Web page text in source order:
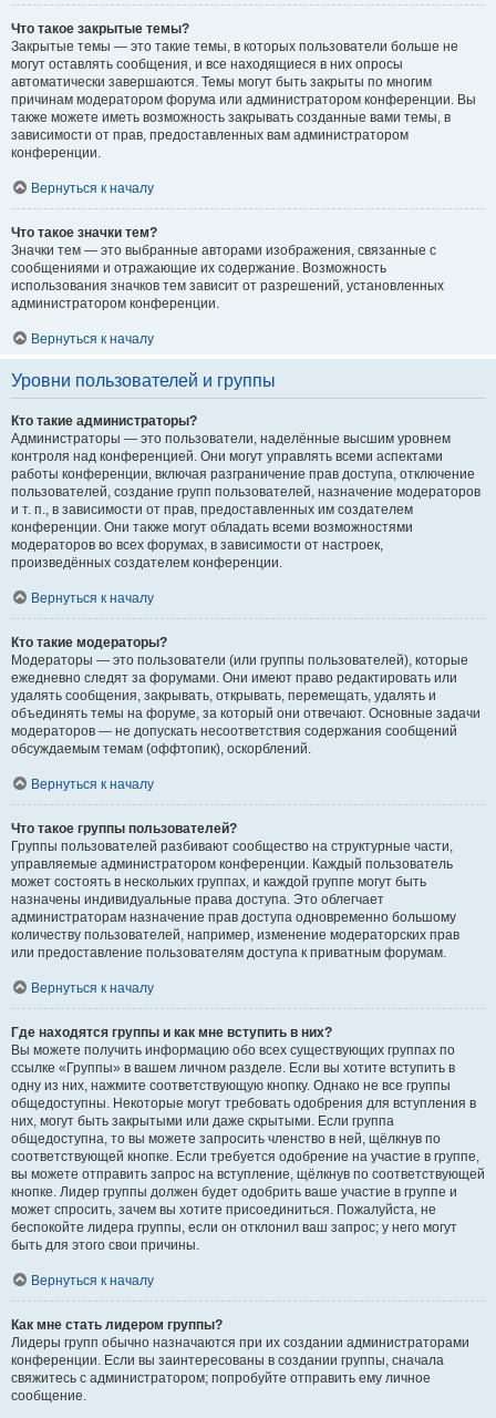
Что такое закрытые темы?
Закрытые темы — это такие темы, в которых пользователи больше не
могут оставлять сообщения, и все находящиеся в них опросы
автоматически завершаются. Темы могут быть закрыты по многим
причинам модератором форума или администратором конференции. Вы
также можете иметь возможность закрывать созданные вами темы, в
зависимости от прав, предоставленных вам администратором
конференции.
Вернуться к началу
Что такое значки тем?
Значки тем — это выбранные авторами изображения, связанные с
сообщениями и отражающие их содержание. Возможность
использования значков тем зависит от разрешений, установленных
администратором конференции.
Вернуться к началу
Уровни пользователей и группы
Кто такие администраторы?
Администраторы — это пользователи, наделённые высшим уровнем
контроля над конференцией. Они могут управлять всеми аспектами
работы конференции, включая разграничение прав доступа, отключение
пользователей, создание групп пользователей, назначение модераторов
и т. п., в зависимости от прав, предоставленных им создателем
конференции. Они также могут обладать всеми возможностями
модераторов во всех форумах, в зависимости от настроек,
произведённых создателем конференции.
Вернуться к началу
Кто такие модераторы?
Модераторы — это пользователи (или группы пользователей), которые
ежедневно следят за форумами. Они имеют право редактировать или
удалять сообщения, закрывать, открывать, перемещать, удалять и
объединять темы на форуме, за который они отвечают. Основные задачи
модераторов — не допускать несоответствия содержания сообщений
обсуждаемым темам (оффтопик), оскорблений.
Вернуться к началу
Что такое группы пользователей?
Группы пользователей разбивают сообщество на структурные части,
управляемые администратором конференции. Каждый пользователь
может состоять в нескольких группах, и каждой группе могут быть
назначены индивидуальные права доступа. Это облегчает
администраторам назначение прав доступа одновременно большому
количеству пользователей, например, изменение модераторских прав
или предоставление пользователям доступа к приватным форумам.
Вернуться к началу
Где находятся группы и как мне вступить в них?
Вы можете получить информацию обо всех существующих группах по
ссылке «Группы» в вашем личном разделе. Если вы хотите вступить в
одну из них, нажмите соответствующую кнопку. Однако не все группы
общедоступны. Некоторые могут требовать одобрения для вступления в
них, могут быть закрытыми или даже скрытыми. Если группа
общедоступна, то вы можете запросить членство в ней, щёлкнув по
соответствующей кнопке. Если требуется одобрение на участие в группе,
вы можете отправить запрос на вступление, щёлкнув по соответствующей
кнопке. Лидер группы должен будет одобрить ваше участие в группе и
может спросить, зачем вы хотите присоединиться. Пожалуйста, не
беспокойте лидера группы, если он отклонил ваш запрос; у него могут
быть для этого свои причины.
Вернуться к началу
Как мне стать лидером группы?
Лидеры групп обычно назначаются при их создании администраторами
конференции. Если вы заинтересованы в создании группы, сначала
свяжитесь с администратором; попробуйте отправить ему личное
сообщение.